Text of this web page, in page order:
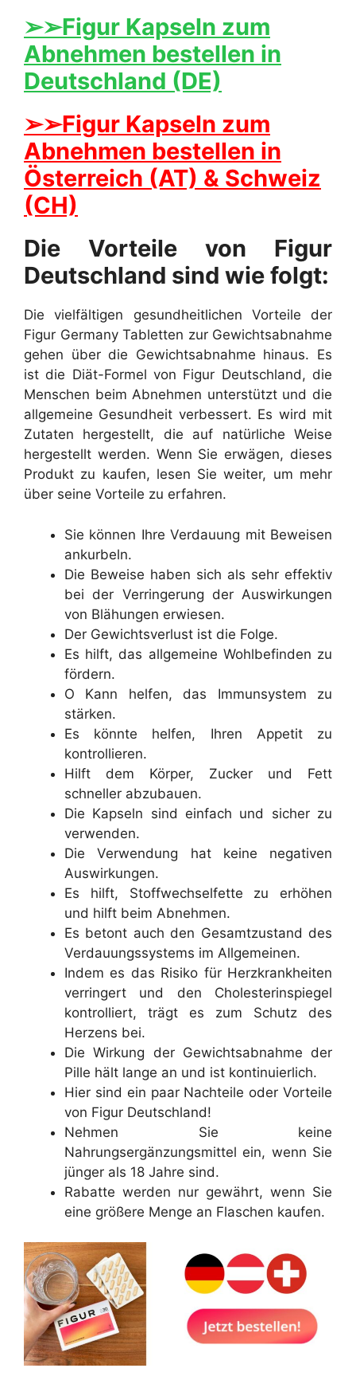
➢➢Figur Kapseln zum
Abnehmen bestellen in
Deutschland (DE)
➢➢Figur Kapseln zum
Abnehmen bestellen in
Österreich (AT) & Schweiz
(CH)
Die Vorteile von Figur
Deutschland sind wie folgt:
Die vielfältigen gesundheitlichen Vorteile der
Figur Germany Tabletten zur Gewichtsabnahme
gehen über die Gewichtsabnahme hinaus. Es
ist die Diät-Formel von Figur Deutschland, die
Menschen beim Abnehmen unterstützt und die
allgemeine Gesundheit verbessert. Es wird mit
Zutaten hergestellt, die auf natürliche Weise
hergestellt werden. Wenn Sie erwägen, dieses
Produkt zu kaufen, lesen Sie weiter, um mehr
über seine Vorteile zu erfahren.
Sie können Ihre Verdauung mit Beweisen
ankurbeln.
Die Beweise haben sich als sehr effektiv
bei der Verringerung der Auswirkungen
von Blähungen erwiesen.
Der Gewichtsverlust ist die Folge.
Es hilft, das allgemeine Wohlbefinden zu
fördern.
O Kann helfen, das Immunsystem zu
stärken.
Es könnte helfen, Ihren Appetit zu
kontrollieren.
Hilft dem Körper, Zucker und Fett
schneller abzubauen.
Die Kapseln sind einfach und sicher zu
verwenden.
Die Verwendung hat keine negativen
Auswirkungen.
Es hilft, Stoffwechselfette zu erhöhen
und hilft beim Abnehmen.
Es betont auch den Gesamtzustand des
Verdauungssystems im Allgemeinen.
Indem es das Risiko für Herzkrankheiten
verringert und den Cholesterinspiegel
kontrolliert, trägt es zum Schutz des
Herzens bei.
Die Wirkung der Gewichtsabnahme der
Pille hält lange an und ist kontinuierlich.
Hier sind ein paar Nachteile oder Vorteile
von Figur Deutschland!
Nehmen Sie keine
Nahrungsergänzungsmittel ein, wenn Sie
jünger als 18 Jahre sind.
Rabatte werden nur gewährt, wenn Sie
eine größere Menge an Flaschen kaufen.